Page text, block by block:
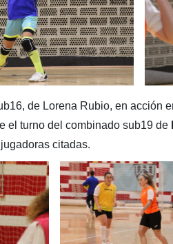
de Lorena Rubio, en acción
el turno del combinado sub19 de
citadas.